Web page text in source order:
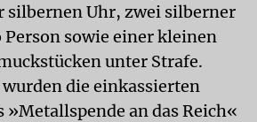
silbernen Uhr, zwei silberner
Person sowie einer kleinen
unter Strafe.
die einkassierten
»Metallspende an das Reich«